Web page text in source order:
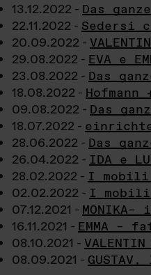
13.12.2022 - Das
22.11.2022 - Sedersi
20.09.2022 -
29.08.2022 - EVA e
23.08.2022 - Das
18.08.2022 -
09.08.2022 - Das
18.07.2022 -
28.06.2022 - Das
26.04.2022 - IDA e
28.02.2022 - I mobili
02.02.2022 - I mobili
07.12.2021 -
16.11.2021 - EMMA –
08.10.2021 -
08.09.2021 -